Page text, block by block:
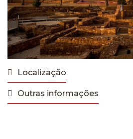
Localização
Outras informações